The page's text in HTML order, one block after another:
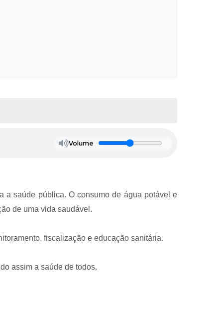
Volume
a saúde pública. O consumo de água potável e
de uma vida saudável.
fiscalização e educação sanitária.
assim a saúde de todos.